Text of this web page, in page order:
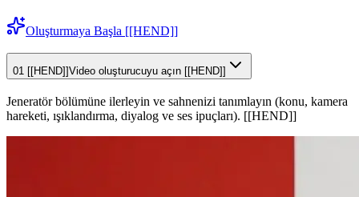
Oluşturmaya Başla [[HEND]]
01 [[HEND]]Video oluşturucuyu açın [[HEND]]
Jeneratör bölümüne ilerleyin ve sahnenizi tanımlayın (konu, kamera
hareketi, ışıklandırma, diyalog ve ses ipuçları). [[HEND]]